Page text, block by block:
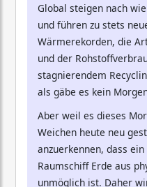
Global steigen nach
und führen zu stets
Wärmerekorden, die
und der
stagnierendem
als gäbe es kein
Aber weil es dieses
Weichen heute neu
anzuerkennen, dass
Raumschiff Erde aus
unmöglich ist. Daher